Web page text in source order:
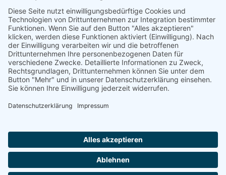
Impressum
Datenschutz
Frau Christiane Freisleder
Erste Bürgermeisterin Windach
Von-Pfetten-Füll-Platz 1
86949 Windach
Telefon:08193/9305-0
Bitte vereinbaren Sie telefonisch einen Termin!
Notruf bei Wasserrohrbruch:
Notdienst: